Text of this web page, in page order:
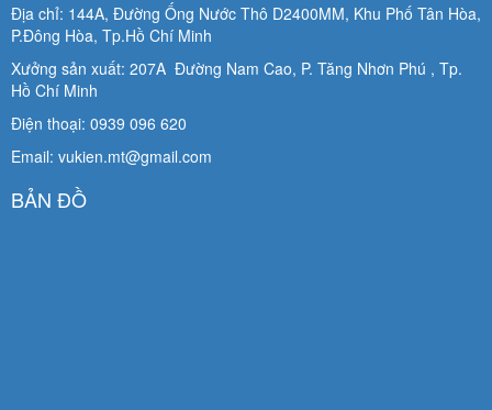
Địa chỉ: 144A, Đường Ống Nước Thô D2400MM, Khu Phố Tân Hòa,
P.Đông Hòa, Tp.Hồ Chí Minh
Xưởng sản xuất: 207A Đường Nam Cao, P. Tăng Nhơn Phú , Tp.
Hồ Chí Minh
Điện thoại: 0939 096 620
Email: vukien.mt@gmail.com
BẢN ĐỒ